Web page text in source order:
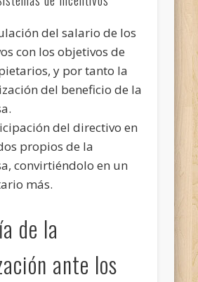
del salario de los
con los objetivos de
y por tanto la
del beneficio de la
del directivo en
propios de la
convirtiéndolo en un
más.
de la
ante los